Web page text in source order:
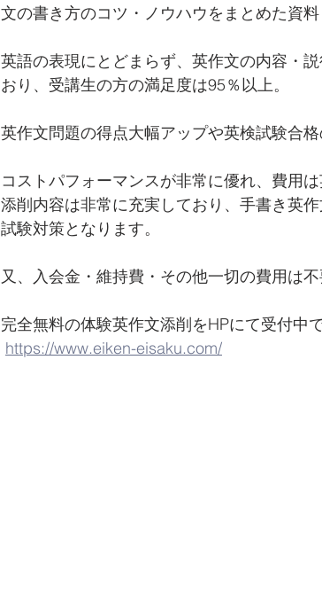
文の書き方のコツ・ノウハウをまとめた資料
英語の表現にとどまらず、英作文の内容・
おり、受講生の方の満足度は95％以上。
英作文問題の得点大幅アップや英検試験合
コストパフォーマンスが非常に優れ、費用は
添削内容は非常に充実しており、手書き英
試験対策となります。
又、入会金・維持費・その他一切の費用は不
完全無料の体験英作文添削をHPにて受付
https://www.eiken-eisaku.com/